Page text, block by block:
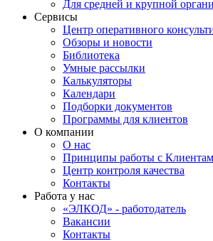
Для средней и крупной
Сервисы
Центр оперативного
Обзоры и новости
Библиотека
Умные рассылки
Калькуляторы
Календари
Подборки документов
Программы для клиентов
О компании
О нас
Принципы работы с
Центр контроля качества
Контакты
Работа у нас
«ЭЛКОД» - работодатель
Вакансии
Контакты